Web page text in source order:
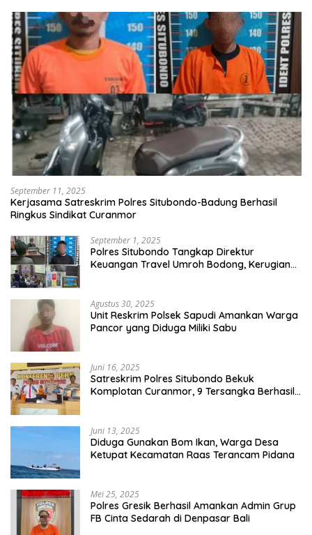
September 11, 2025
Kerjasama Satreskrim Polres Situbondo-Badung Berhasil
Ringkus Sindikat Curanmor
September 1, 2025
Polres Situbondo Tangkap Direktur
Keuangan Travel Umroh Bodong, Kerugian
Agustus 30, 2025
Unit Reskrim Polsek Sapudi Amankan Warga
Pancor yang Diduga Miliki Sabu
Juni 16, 2025
Satreskrim Polres Situbondo Bekuk
Komplotan Curanmor, 9 Tersangka Berhasil
Juni 13, 2025
Diduga Gunakan Bom Ikan, Warga Desa
Ketupat Kecamatan Raas Terancam Pidana
Mei 25, 2025
Polres Gresik Berhasil Amankan Admin Grup
FB Cinta Sedarah di Denpasar Bali